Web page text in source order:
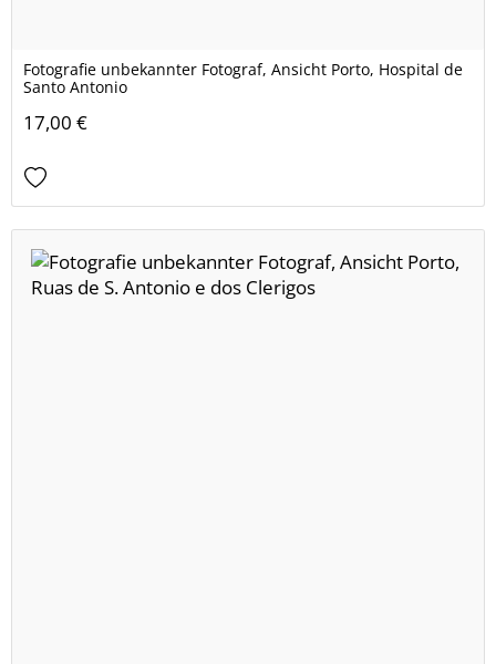
Fotografie unbekannter Fotograf, Ansicht Porto, Hospital de
Santo Antonio
17,00 €